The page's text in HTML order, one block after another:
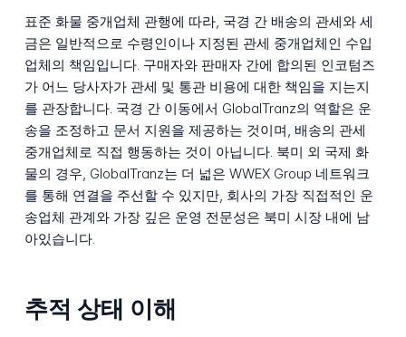
표준 화물 중개업체 관행에 따라, 국경 간 배송의 관세와 세
금은 일반적으로 수령인이나 지정된 관세 중개업체인 수입
업체의 책임입니다. 구매자와 판매자 간에 합의된 인코텀즈
가 어느 당사자가 관세 및 통관 비용에 대한 책임을 지는지
를 관장합니다. 국경 간 이동에서 GlobalTranz의 역할은 운
송을 조정하고 문서 지원을 제공하는 것이며, 배송의 관세
중개업체로 직접 행동하는 것이 아닙니다. 북미 외 국제 화
물의 경우, GlobalTranz는 더 넓은 WWEX Group 네트워크
를 통해 연결을 주선할 수 있지만, 회사의 가장 직접적인 운
송업체 관계와 가장 깊은 운영 전문성은 북미 시장 내에 남
아있습니다.
추적 상태 이해